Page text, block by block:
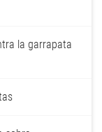
la garrapata